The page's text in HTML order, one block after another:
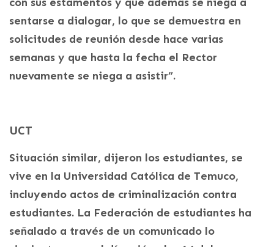
sentarse a dialogar, lo que se demuestra en
solicitudes de reunión desde hace varias
semanas y que hasta la fecha el Rector
nuevamente se niega a asistir”.
UCT
Situación similar, dijeron los estudiantes, se
vive en la Universidad Católica de Temuco,
incluyendo actos de criminalización contra
estudiantes. La Federación de estudiantes ha
señalado a través de un comunicado lo